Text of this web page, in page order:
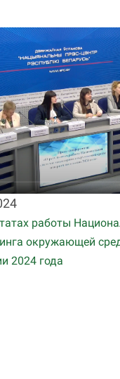
работы
окружающей
2024 года